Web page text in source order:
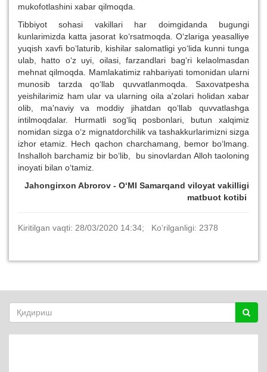
mukofotlashini xabar qilmoqda.
Tibbiyot sohasi vakillari har doimgidanda bugungi
kunlarimizda katta jasorat ko‘rsatmoqda. O‘zlariga yeasalliye
yuqish xavfi bo‘laturib, kishilar salomatligi yo‘lida kunni tunga
ulab, hatto o‘z uyi, oilasi, farzandlari bag‘ri kelaolmasdan
mehnat qilmoqda. Mamlakatimiz rahbariyati tomonidan ularni
munosib tarzda qo‘llab quvvatlanmoqda. Saxovatpesha
yeishilarimiz ham ular va ularning oila a'zolari holidan xabar
olib, ma'naviy va moddiy jihatdan qo‘llab quvvatlashga
intilmoqdalar. Hurmatli sog‘liq posbonlari, butun xalqimiz
nomidan sizga o‘z mignatdorchilik va tashakkurlarimizni sizga
izhor etamiz. Hech qachon charchamang, bemor bo‘lmang.
Inshalloh barchamiz bir bo‘lib, bu sinovlardan Alloh taoloning
inoyati bilan o‘tamiz.
Jahongirxon Abrorov - O‘MI Samarqand viloyat vakilligi
matbuot kotibi
Kiritilgan vaqti: 28/03/2020 14:34; Ko‘rilganligi: 2378